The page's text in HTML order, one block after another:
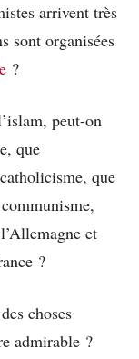
arrivent très
sont organisées
?
peut-on
que
que
et
?
choses
admirable ?